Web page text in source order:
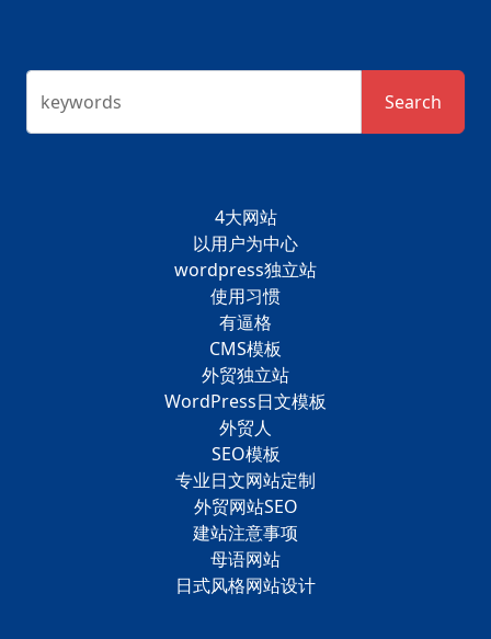
keywords Search
4大网站
以用户为中心
wordpress独立站
使用习惯
有逼格
CMS模板
外贸独立站
WordPress日文模板
外贸人
SEO模板
专业日文网站定制
外贸网站SEO
建站注意事项
母语网站
日式风格网站设计